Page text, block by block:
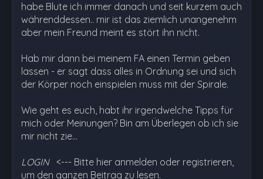
habe Blute ich immer danach und seit kurzem auch
währenddessen.. mir ist das ziemlich unangenehm
aber mein Freund meint es stört ihn nicht.
Hab mir dann bei meinem FA einen Termin geben
lassen - er sagt dass alles in Ordnung sei und sich
der Körper noch einspielen muss mit der Spirale.
Wie geht es euch, habt ihr irgendwelche Tipps für
mich oder Meinungen? Bin am Überlegen ob ich sie
mir nicht zie…
LOGIN <--- Bitte hier anmelden oder registrieren,
um den ganzen Beitrag zu lesen.